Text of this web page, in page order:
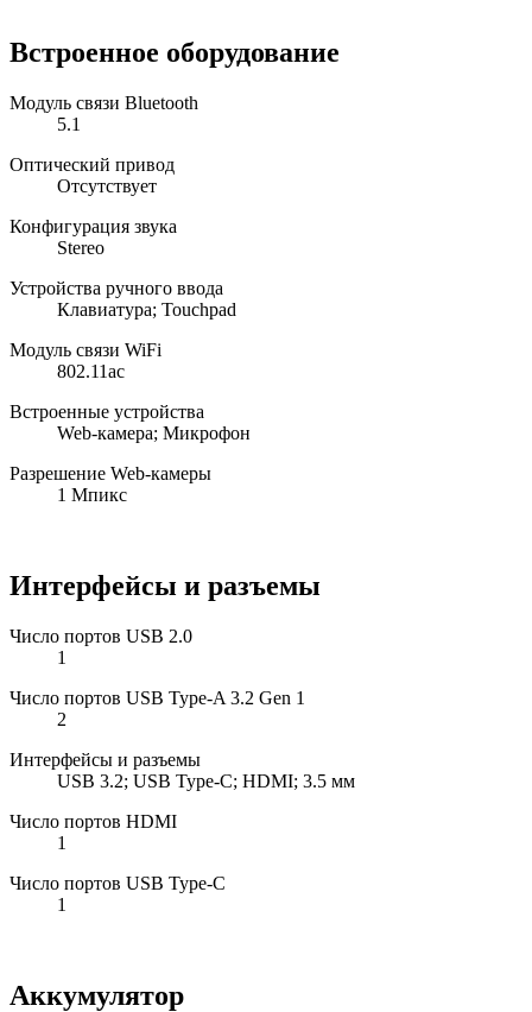
Встроенное оборудование
Модуль связи Bluetooth
5.1
Оптический привод
Отсутствует
Конфигурация звука
Stereo
Устройства ручного ввода
Клавиатура; Touchpad
Модуль связи WiFi
802.11ac
Встроенные устройства
Web-камера; Микрофон
Разрешение Web-камеры
1 Мпикс
Интерфейсы и разъемы
Число портов USB 2.0
1
Число портов USB Type-A 3.2 Gen 1
2
Интерфейсы и разъемы
USB 3.2; USB Type-C; HDMI; 3.5 мм
Число портов HDMI
1
Число портов USB Type-C
1
Аккумулятор